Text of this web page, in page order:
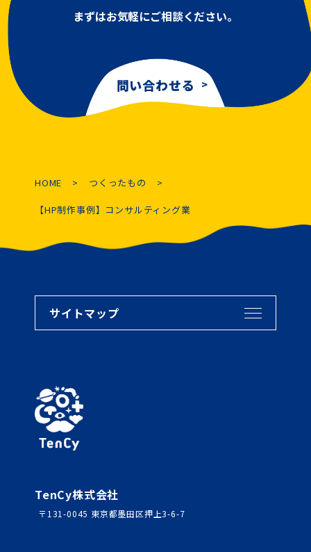
まずはお気軽にご相談ください。
問い合わせる
HOME つくったもの
【HP制作事例】コンサルティング業
サイトマップ
TenCy株式会社
〒131-0045 東京都墨田区押上3-6-7